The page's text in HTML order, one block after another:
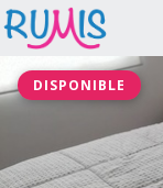
DISPONIBLE